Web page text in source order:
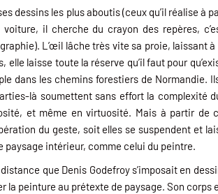
dessins les plus aboutis (ceux qu’il réalise à
voiture, il cherche du crayon des repères,
L’œil lâche très vite sa proie, laissant
elle laisse toute la réserve qu’il faut pour
dans les chemins forestiers de Normandie.
là soumettent sans effort la complexité
et même en virtuosité. Mais à partir de
du geste, soit elles se suspendent et
paysage intérieur, comme celui du peintre.
que Denis Godefroy s’imposait en
la peinture au prétexte de paysage. Son corps